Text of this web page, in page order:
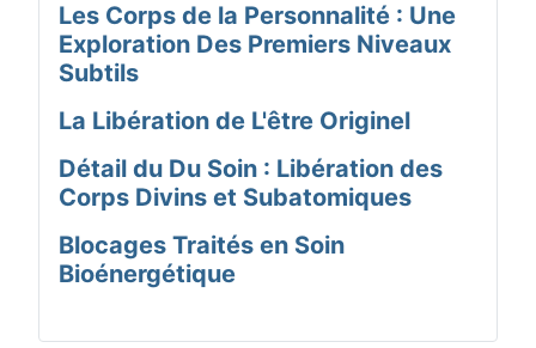
Les Corps de la Personnalité : Une
Exploration Des Premiers Niveaux
Subtils
La Libération de L'être Originel
Détail du Du Soin : Libération des
Corps Divins et Subatomiques
Blocages Traités en Soin
Bioénergétique